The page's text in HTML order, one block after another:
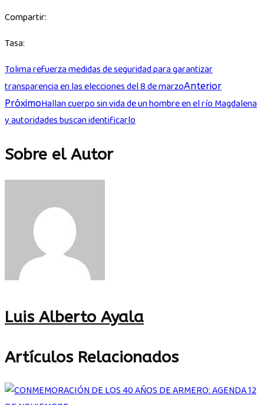
Compartir:
Tasa:
Tolima refuerza medidas de seguridad para garantizar
transparencia en las elecciones del 8 de marzoAnterior
PróximoHallan cuerpo sin vida de un hombre en el río Magdalena
y autoridades buscan identificarlo
Sobre el Autor
Luis Alberto Ayala
Artículos Relacionados